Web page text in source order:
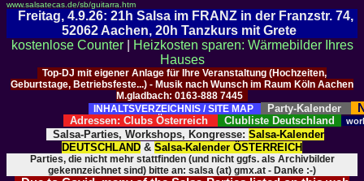
www.salsatecas.de/sb/guitarra.htm
Freitag, 4.9.26: 21h Salsa im FRANZ in der Franzstr. 74,
52062 Aachen, 20h Tanzkurs mit Grete
kostenlose Counter|
Heizkosten sparen: Wärmebilder Ihres
Hauses
Top-DJ mit eigener Anlage für Ihre Veranstaltung (Hochzeiten,
Geburtstage, Betriebsfeste...) - Musik nach Wunsch im Raum Köln Aachen
M.gladbach: 0163-888 7445
INHALTSVERZEICHNIS / SITE MAP
Party-Kalender
Adressen: Clubs Österreich Clubliste Deutschland
Salsa-Parties, Workshops, Kongresse: Salsa-Kalender
DEUTSCHLAND & Salsa-Kalender ÖSTERREICH
Parties, die nicht mehr stattfinden (und nicht ggfs. als Archivbilder
gekennzeichnet sind) bitte an: salsa (at) gmx.at - Danke :-)